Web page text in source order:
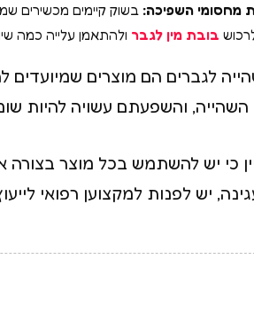
מחסומי השפיכה: בשוק קיימים מכשירים
בובת מין לגבר ולהתאמן עלייה כמה
לגברים הם מוצרים שמיועדים
השהייה, והשפעתם עשויה להיות
כי יש להשתמש בכל מוצר בצורה
יש לפנות למקצוען רפואי